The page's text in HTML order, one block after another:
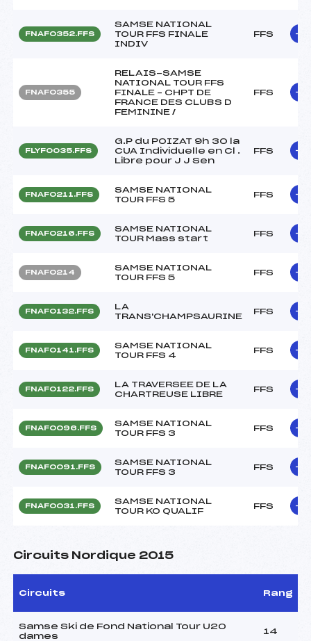
FNAF0352.FFS
SAMSE NATIONAL
TOUR FFS FINALE
INDIV
FFS
FNAF0355
RELAIS-SAMSE
NATIONAL TOUR FFS
FINALE – CHPT DE
FRANCE DES CLUBS D
FEMININE /
FFS
FLYF0035.FFS
G.P du POIZAT 9h 30 la
CUA Individuelle en Cl .
Libre pour J J Sen
FFS
FNAF0211.FFS
SAMSE NATIONAL
TOUR FFS 5
FFS
FNAF0216.FFS
SAMSE NATIONAL
TOUR Mass start
FFS
FNAF0214
SAMSE NATIONAL
TOUR FFS 5
FFS
FNAF0132.FFS
LA
TRANS'CHAMPSAURINE
FFS
FNAF0141.FFS
SAMSE NATIONAL
TOUR FFS 4
FFS
FNAF0122.FFS
LA TRAVERSEE DE LA
CHARTREUSE LIBRE
FFS
FNAF0096.FFS
SAMSE NATIONAL
TOUR FFS 3
FFS
FNAF0091.FFS
SAMSE NATIONAL
TOUR FFS 3
FFS
FNAF0031.FFS
SAMSE NATIONAL
TOUR KO QUALIF
FFS
Circuits Nordique 2015
Circuits Rang
Samse Ski de Fond National Tour U20
dames
14